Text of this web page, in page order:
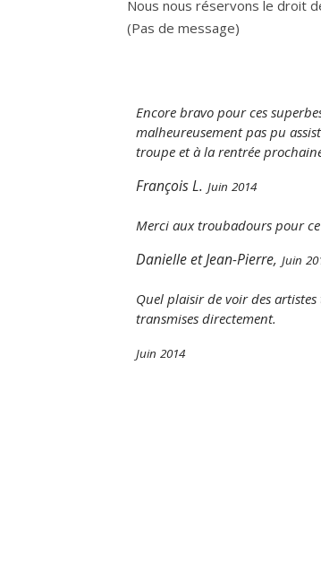
Nous nous réservons le droit
(Pas de message)
Encore bravo pour ces
malheureusement pas pu
troupe et à la rentrée
François L. Juin 2014
Merci aux troubadours pour
Danielle et Jean-Pierre, Juin
Quel plaisir de voir des
transmises directement.
Juin 2014